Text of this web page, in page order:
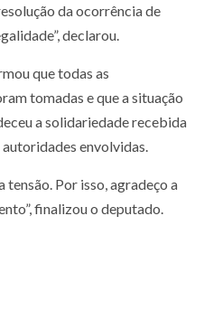
da ocorrência de
declarou.
que todas as
tomadas e que a situação
a solidariedade recebida
autoridades envolvidas.
tensão. Por isso, agradeço a
finalizou o deputado.